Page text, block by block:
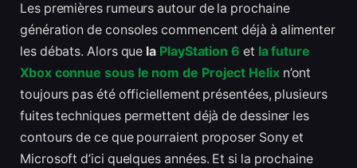
Les premières rumeurs autour de la prochaine
génération de consoles commencent déjà à alimenter
les débats. Alors que la PlayStation 6 et la future
Xbox connue sous le nom de Project Helix n’ont
toujours pas été officiellement présentées, plusieurs
fuites techniques permettent déjà de dessiner les
contours de ce que pourraient proposer Sony et
Microsoft d’ici quelques années. Et si la prochaine